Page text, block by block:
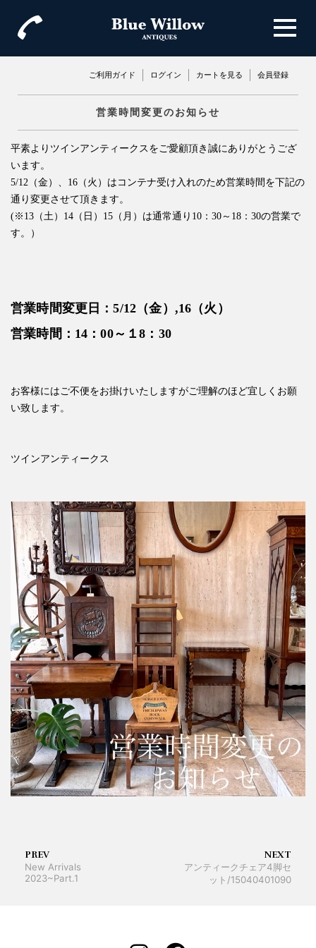
ご利用ガイド ログイン カートを見る 会員登録
営業時間変更のお知らせ
平素よりツインアンティークスをご愛顧頂き誠にありがとうござ
います。
5/12（金）、16（火）はコンテナ受け入れのため営業時間を下記の
通り変更させて頂きます。
(※13（土）14（日）15（月）は通常通り10：30～18：30の営業で
す。）
営業時間変更日：5/12（金）,16（火）
営業時間：14：00～１8：30
お客様にはご不便をお掛けいたしますがご理解のほど宜しくお願
い致します。
ツインアンティークス
PREV
New Arrivals
2023~Part.1
NEXT
アンティークチェア4脚セ
ット/15040401090